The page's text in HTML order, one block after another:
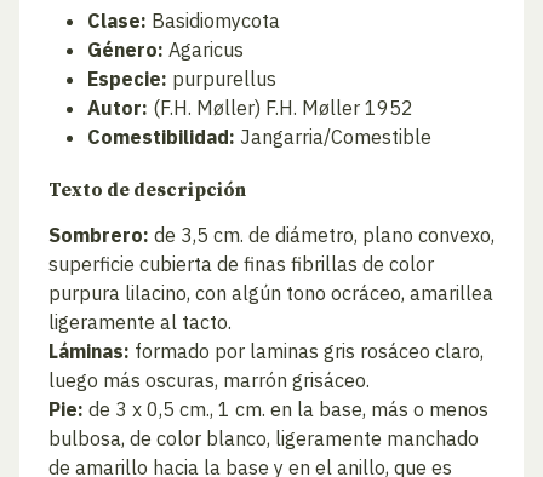
Clase: Basidiomycota
Género: Agaricus
Especie: purpurellus
Autor: (F.H. Møller) F.H. Møller 1952
Comestibilidad: Jangarria/Comestible
Texto de descripción
Sombrero: de 3,5 cm. de diámetro, plano convexo,
superficie cubierta de finas fibrillas de color
purpura lilacino, con algún tono ocráceo, amarillea
ligeramente al tacto.
Láminas: formado por laminas gris rosáceo claro,
luego más oscuras, marrón grisáceo.
Pie: de 3 x 0,5 cm., 1 cm. en la base, más o menos
bulbosa, de color blanco, ligeramente manchado
de amarillo hacia la base y en el anillo, que es